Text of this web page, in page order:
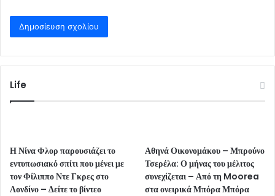
Life
Η Νίνα Φλορ παρουσιάζει το
εντυπωσιακό σπίτι που μένει με
τον Φίλιππο Ντε Γκρες στο
Λονδίνο – Δείτε το βίντεο
Αθηνά Οικονομάκου – Μπρούνο
Τσερέλα: Ο μήνας του μέλιτος
συνεχίζεται – Από τη Moorea
στα ονειρικά Μπόρα Μπόρα